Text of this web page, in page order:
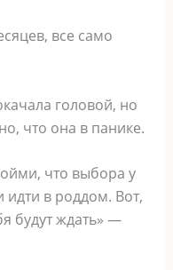
все само
головой, но
что она в панике.
что выбора у
идти в роддом. Вот,
будут ждать» —